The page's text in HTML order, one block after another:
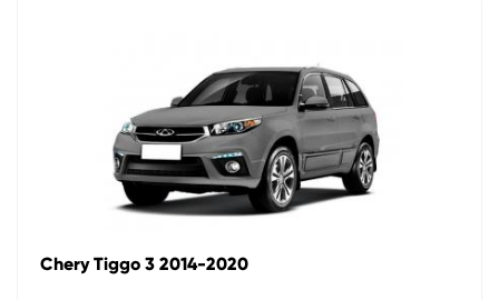
Chery Tiggo 3 2014-2020